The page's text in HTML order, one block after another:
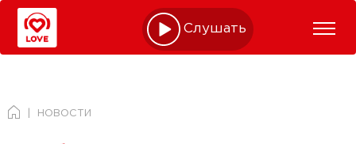
Слушать online
НОВОСТИ